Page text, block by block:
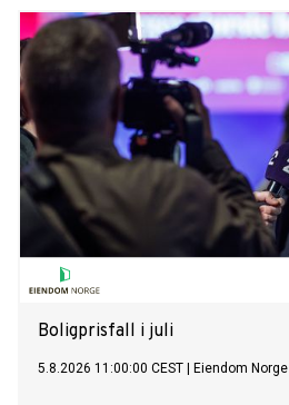
på kommunene.
Boligprisfall i juli
5.8.2026 11:00:00 CEST Eiendom Norge